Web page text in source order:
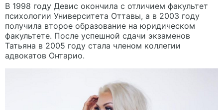
В 1998 году Девис окончила с отличием факультет
психологии Университета Оттавы, а в 2003 году
получила второе образование на юридическом
факультете. После успешной сдачи экзаменов
Татьяна в 2005 году стала членом коллегии
адвокатов Онтарио.